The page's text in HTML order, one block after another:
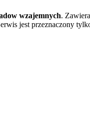
wzajemnych.
jest przeznaczony